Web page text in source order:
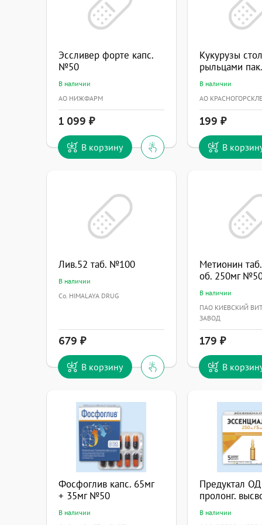
Эссливер форте капс.
№50
В наличии
АО НИЖФАРМ
1 099
В корзину
Кукурузы
рыльцами
В наличии
АО
199
В
Лив.52 таб. №100
В наличии
Co. HIMALAYA DRUG
679
В корзину
Метионин
об. 250мг
В наличии
ПАО КИЕВСКИЙ
ЗАВОД
179
В
Фосфоглив капс. 65мг
+ 35мг №50
В наличии
Предуктал ОД
В наличии